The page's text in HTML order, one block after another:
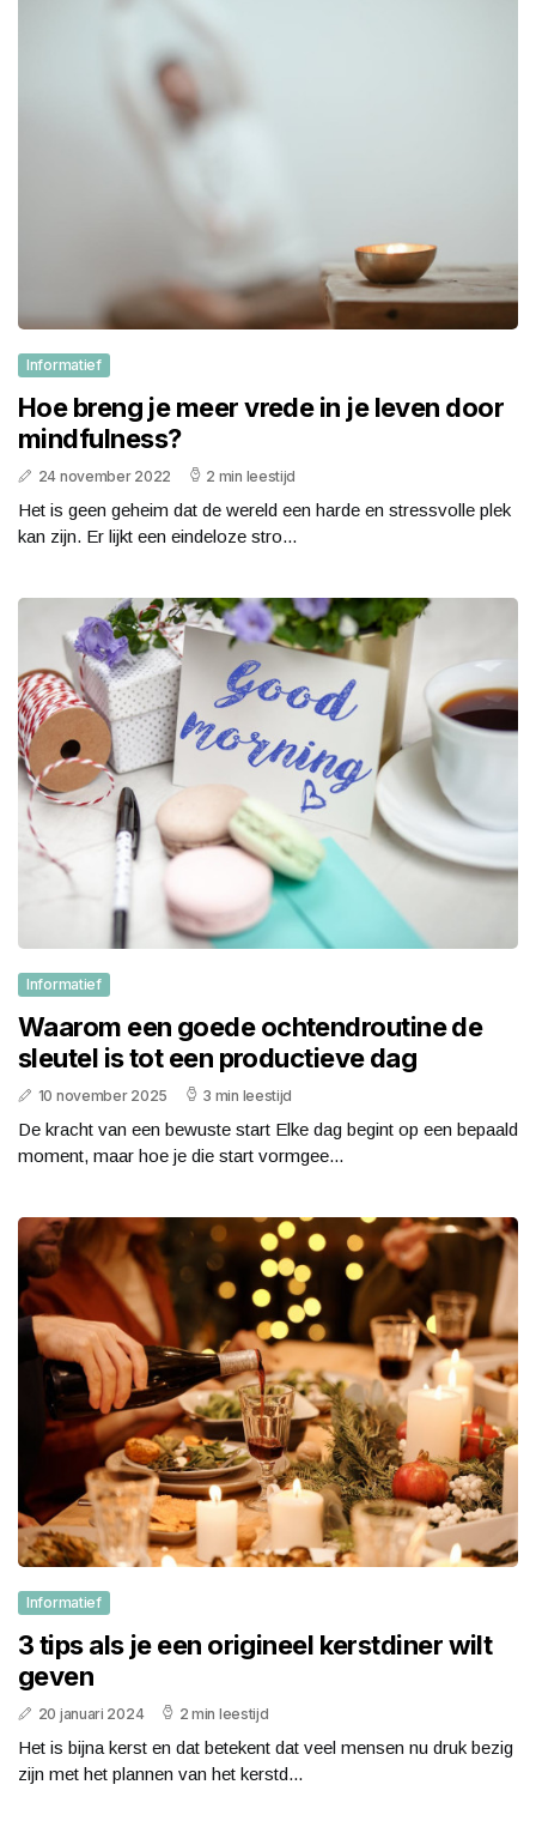
Informatief
Hoe breng je meer vrede in je leven door
mindfulness?
24 november 2022 2 min leestijd
Het is geen geheim dat de wereld een harde en stressvolle plek
kan zijn. Er lijkt een eindeloze stro...
Informatief
Waarom een goede ochtendroutine de
sleutel is tot een productieve dag
10 november 2025 3 min leestijd
De kracht van een bewuste start Elke dag begint op een bepaald
moment, maar hoe je die start vormgee...
Informatief
3 tips als je een origineel kerstdiner wilt
geven
20 januari 2024 2 min leestijd
Het is bijna kerst en dat betekent dat veel mensen nu druk bezig
zijn met het plannen van het kerstd...